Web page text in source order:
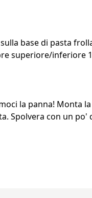
base di pasta
superiore/inferiore
la panna! Monta
Spolvera con un